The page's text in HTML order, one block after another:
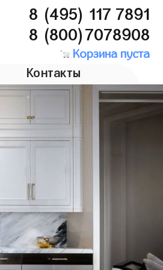
8 (495) 117 7891
8 (800)7078908
Корзина пуста
Контакты